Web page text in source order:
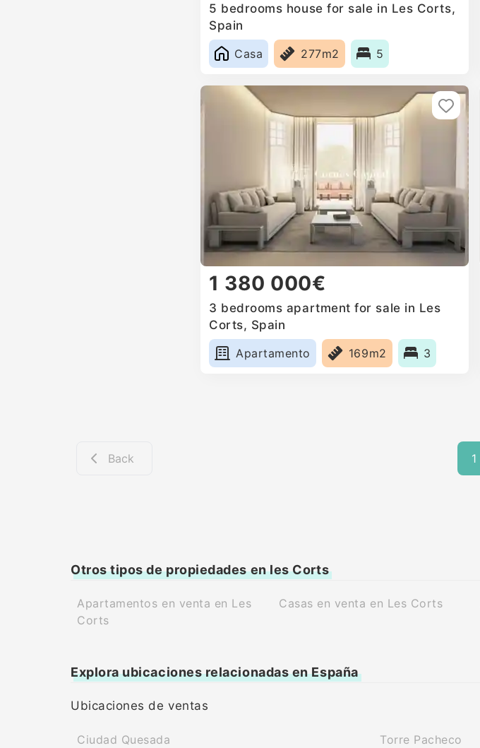
5 bedrooms house for sale in Les Corts,
Spain
Casa
277m2 5
1 380 000€
3 bedrooms apartment for sale in Les
Corts, Spain
Apartamento
169m2 3
Back 1
Otros tipos de propiedades en les Corts
Apartamentos en venta en Les
Corts
Casas en venta en Les Corts
Explora ubicaciones relacionadas en España
Ubicaciones de ventas
Ciudad Quesada
Torre Pacheco